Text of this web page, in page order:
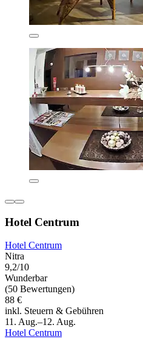
Hotel Centrum
Hotel Centrum
Nitra
9,2/10
Wunderbar
(50 Bewertungen)
88 €
inkl. Steuern & Gebühren
11. Aug.–12. Aug.
Hotel Centrum